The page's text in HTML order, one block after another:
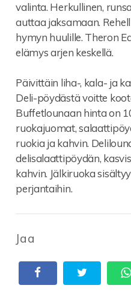
valinta. Herkullinen,
auttaa jaksamaan.
hymyn huulille. Theron
elämys arjen keskellä.
Päivittäin liha-, kala- ja
Deli-pöydästä voitte
Buffetlounaan hinta on
ruokajuomat,
ruokia ja kahvin.
delisalaattipöydän,
kahvin. Jälkiruoka
perjantaihin.
Jaa